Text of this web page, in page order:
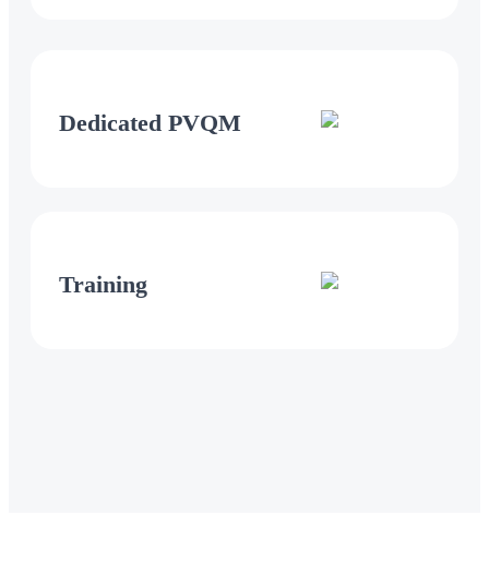
Dedicated PVQM
Training